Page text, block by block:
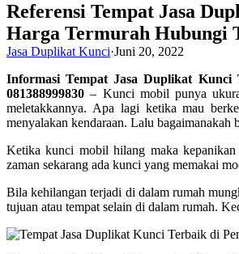
Referensi Tempat Jasa
Harga Termurah Hubungi
Jasa Duplikat Kunci·Juni 20, 2022
Informasi Tempat Jasa Duplikat
081388999830 – Kunci mobil punya
meletakkannya. Apa lagi ketika mau
menyalakan kendaraan. Lalu bagaimanakah
Ketika kunci mobil hilang maka
zaman sekarang ada kunci yang memakai
Bila kehilangan terjadi di dalam rumah
tujuan atau tempat selain di dalam rumah.